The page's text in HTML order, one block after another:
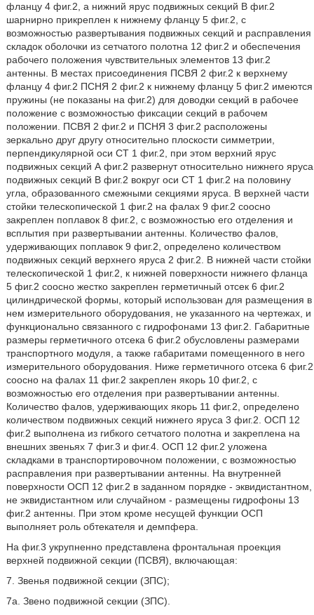
фланцу 4 фиг.2, а нижний ярус подвижных секций В фиг.2
шарнирно прикреплен к нижнему фланцу 5 фиг.2, с
возможностью развертывания подвижных секций и расправления
складок оболочки из сетчатого полотна 12 фиг.2 и обеспечения
рабочего положения чувствительных элементов 13 фиг.2
антенны. В местах присоединения ПСВЯ 2 фиг.2 к верхнему
фланцу 4 фиг.2 ПСНЯ 2 фиг.2 к нижнему фланцу 5 фиг.2 имеются
пружины (не показаны на фиг.2) для доводки секций в рабочее
положение с возможностью фиксации секций в рабочем
положении. ПСВЯ 2 фиг.2 и ПСНЯ 3 фиг.2 расположены
зеркально друг другу относительно плоскости симметрии,
перпендикулярной оси СТ 1 фиг.2, при этом верхний ярус
подвижных секций А фиг.2 развернут относительно нижнего яруса
подвижных секций В фиг.2 вокруг оси СТ 1 фиг.2 на половину
угла, образованного смежными секциями яруса. В верхней части
стойки телескопической 1 фиг.2 на фалах 9 фиг.2 соосно
закреплен поплавок 8 фиг.2, с возможностью его отделения и
всплытия при развертывании антенны. Количество фалов,
удерживающих поплавок 9 фиг.2, определено количеством
подвижных секций верхнего яруса 2 фиг.2. В нижней части стойки
телескопической 1 фиг.2, к нижней поверхности нижнего фланца
5 фиг.2 соосно жестко закреплен герметичный отсек 6 фиг.2
цилиндрической формы, который использован для размещения в
нем измерительного оборудования, не указанного на чертежах, и
функционально связанного с гидрофонами 13 фиг.2. Габаритные
размеры герметичного отсека 6 фиг.2 обусловлены размерами
транспортного модуля, а также габаритами помещенного в него
измерительного оборудования. Ниже герметичного отсека 6 фиг.2
соосно на фалах 11 фиг.2 закреплен якорь 10 фиг.2, с
возможностью его отделения при развертывании антенны.
Количество фалов, удерживающих якорь 11 фиг.2, определено
количеством подвижных секций нижнего яруса 3 фиг.2. ОСП 12
фиг.2 выполнена из гибкого сетчатого полотна и закреплена на
внешних звеньях 7 фиг.3 и фиг.4. ОСП 12 фиг.2 уложена
складками в транспортировочном положении, с возможностью
расправления при развертывании антенны. На внутренней
поверхности ОСП 12 фиг.2 в заданном порядке - эквидистантном,
не эквидистантном или случайном - размещены гидрофоны 13
фиг.2 антенны. При этом кроме несущей функции ОСП
выполняет роль обтекателя и демпфера.
На фиг.3 укрупненно представлена фронтальная проекция
верхней подвижной секции (ПСВЯ), включающая:
7. Звенья подвижной секции (ЗПС);
7а. Звено подвижной секции (ЗПС).